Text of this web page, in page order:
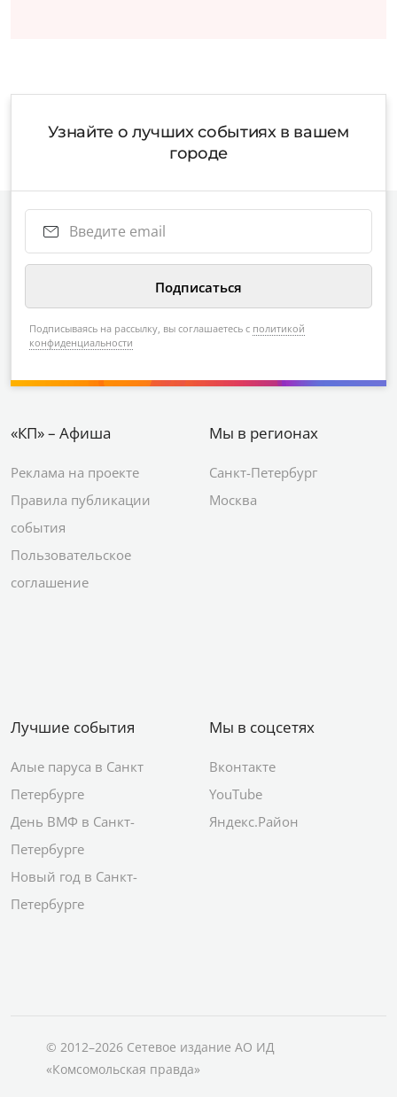
Узнайте о лучших событиях в вашем
городе
Подписываясь на рассылку, вы соглашаетесь с политикой
конфиденциальности
«КП» – Афиша
Реклама на проекте
Правила публикации
события
Пользовательское
соглашение
Мы в регионах
Санкт-Петербург
Москва
Лучшие события
Алые паруса в Санкт
Петербурге
День ВМФ в Санкт-
Петербурге
Новый год в Санкт-
Петербурге
Мы в соцсетях
Вконтакте
YouTube
Яндекс.Район
© 2012–2026 Сетевое издание АО ИД
«Комсомольская правда»